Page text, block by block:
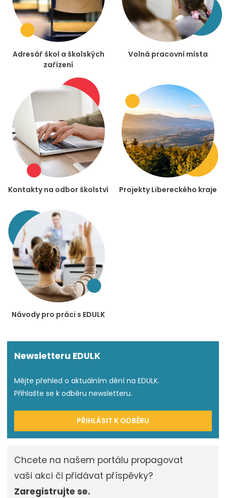
Adresář škol a školských
zařízení
Volná pracovní místa
Kontakty na odbor školství Projekty Libereckého kraje
Návody pro práci s EDULK
Newsletteru EDULK
Mějte přehled o aktuálním dění na EDULK.
Přihlašte se k odběru newsletteru.
PŘIHLÁSIT K ODBĚRU
Chcete na našem portálu propagovat
vaši akci či přidávat příspěvky?
Zaregistrujte se.